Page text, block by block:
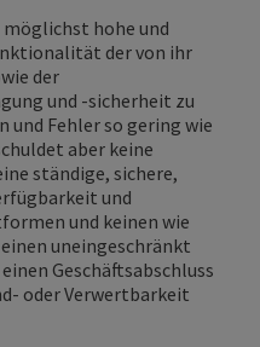
möglichst hohe und
der von ihr
der
und -sicherheit zu
und Fehler so gering wie
aber keine
ständige, sichere,
und
und keinen wie
uneingeschränkt
Geschäftsabschluss
oder Verwertbarkeit